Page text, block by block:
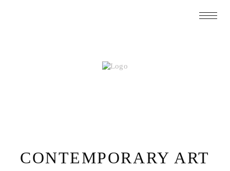
CONTEMPORARY ART